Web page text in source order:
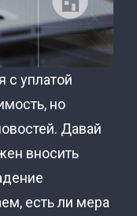
с уплатой
но
Давай
вносить
есть ли мера